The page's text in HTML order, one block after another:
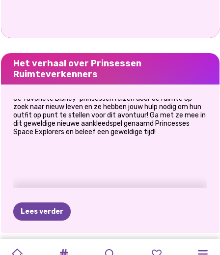
Het verhaal over Prinsessen
Ruimteverkenners
Je favoriete Disney-prinsessen reizen door de ruimte op
zoek naar nieuw leven en ze hebben jouw hulp nodig om hun
outfit op punt te stellen voor dit avontuur! Ga met ze mee in
dit geweldige nieuwe aankleedspel genaamd Princesses
Space Explorers en beleef een geweldige tijd!
Lees verder
TWINCHELLA-
PRINSES PRINSES
ELIZA'S ZEEMEERMIN HET